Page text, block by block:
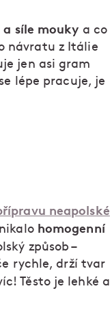
síle mouky a co
návratu z Itálie
jen asi gram
lépe pracuje, je
neapolské
homogenní
způsob –
rychle, drží tvar
Těsto je lehké a